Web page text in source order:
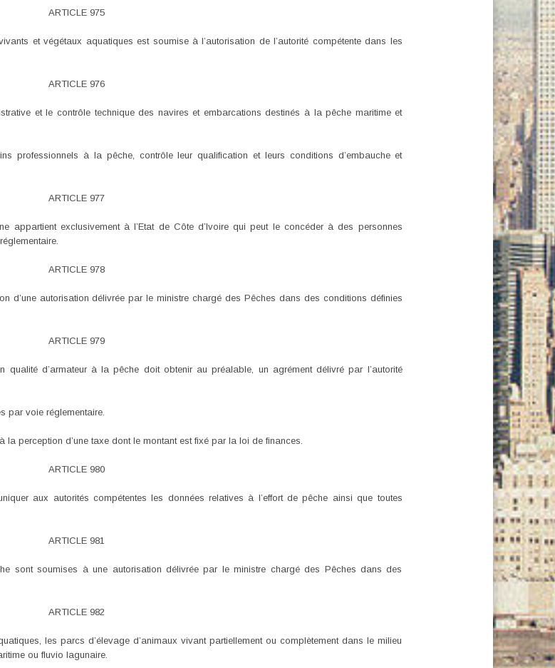
ARTICLE 975
et végétaux aquatiques est soumise à l’autorisation de l’autorité compétente dans les
ARTICLE 976
et le contrôle technique des navires et embarcations destinés à la pêche maritime et
professionnels à la pêche, contrôle leur qualification et leurs conditions d’embauche et
ARTICLE 977
appartient exclusivement à l’Etat de Côte d’Ivoire qui peut le concéder à des personnes
ARTICLE 978
d’une autorisation délivrée par le ministre chargé des Pêches dans des conditions définies
ARTICLE 979
d’armateur à la pêche doit obtenir au préalable, un agrément délivré par l’autorité
par voie réglementaire.
perception d’une taxe dont le montant est fixé par la loi de finances.
ARTICLE 980
aux autorités compétentes les données relatives à l’effort de pêche ainsi que toutes
ARTICLE 981
sont soumises à une autorisation délivrée par le ministre chargé des Pêches dans des
ARTICLE 982
les parcs d’élevage d’animaux vivant partiellement ou complètement dans le milieu
ou fluvio lagunaire.